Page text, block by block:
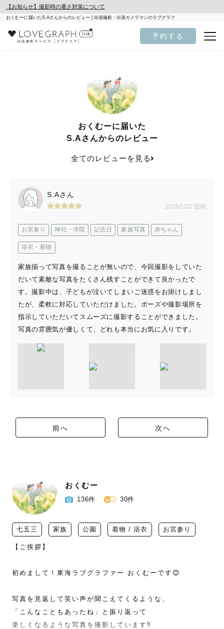
【お知らせ】撮影時の暑さ対策について
おくむーに届いたS.Aさんからのレビュー | 出張撮影・出張カメラマンのラブグラフ
予約する
おくむーに届いた
S.Aさんからのレビュー
全てのレビューを見る
S.Aさん
2025/12/2 投稿
お宮参り 神社・寺院 記念日 家族写真 赤ちゃん
浴衣・着物
家族揃って写真を撮ることが無いので、今回撮影をしていた
だいて素敵な写真をたくさん残すことができて良かったで
す。撮影中は、子どもが泣いてしまいご迷惑をお掛けしまし
たが、柔軟に対応していただけました。ポーズや撮影場所を
指示していただいてスムーズに撮影することができました。
写真の雰囲気が優しくて、どれも本当にお気に入りです。
前へ 次へ
おくむー
136件 30件
七五三 家族 公園 着物 / 浴衣 お宮参り
【ご挨拶】
初めまして！東海ラブグラファー おくむーです😊
写真を見返して笑い声が聞こえてくるような、
「こんなこともあったね」と振り返って
楽しくなるような写真を撮影しています‼